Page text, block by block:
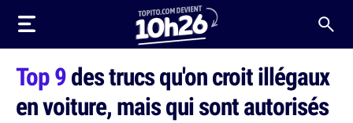
Top 9des trucs qu'on croit illégaux
en voiture, mais qui sont autorisés